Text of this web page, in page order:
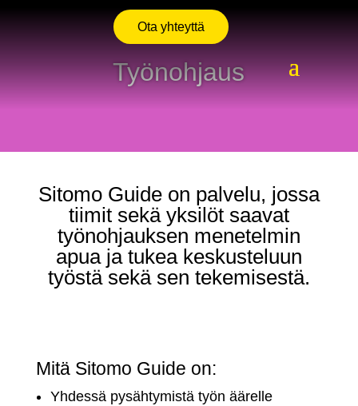
Ota yhteyttä
Työnohjaus
Sitomo Guide on palvelu, jossa
tiimit sekä yksilöt saavat
työnohjauksen menetelmin
apua ja tukea keskusteluun
työstä sekä sen tekemisestä.
Mitä Sitomo Guide on:
Yhdessä pysähtymistä työn äärelle